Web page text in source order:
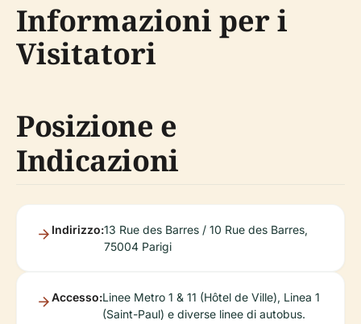
Informazioni per i
Visitatori
Posizione e
Indicazioni
Indirizzo:13 Rue des Barres / 10 Rue des Barres,
75004 Parigi
Accesso:Linee Metro 1 & 11 (Hôtel de Ville), Linea 1
(Saint-Paul) e diverse linee di autobus.